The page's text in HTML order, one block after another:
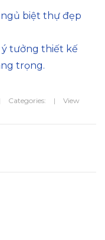
biệt thự đẹp
tưởng thiết kế
trọng.
Categories: |
View